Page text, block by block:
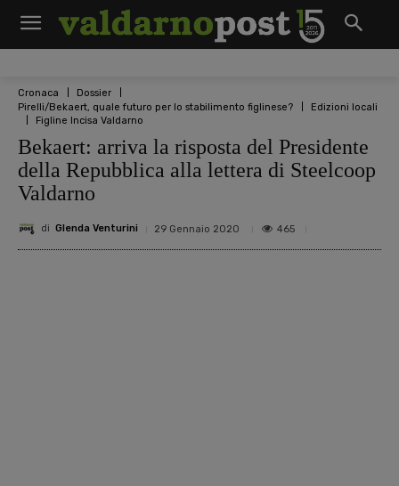
Cronaca
Dossier
Pirelli/Bekaert, quale futuro per lo stabilimento figlinese?
Edizioni locali
Figline Incisa Valdarno
Bekaert: arriva la risposta del Presidente
della Repubblica alla lettera di Steelcoop
Valdarno
di Glenda Venturini 29 Gennaio 2020 465